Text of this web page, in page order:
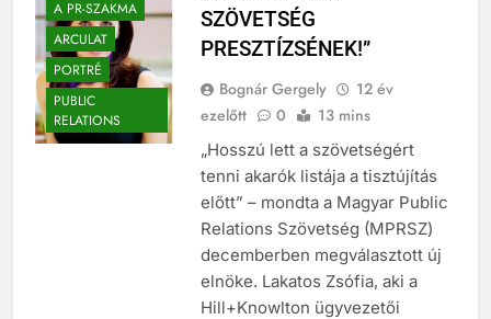
A PR-SZAKMA
ARCULAT
PORTRÉ
PUBLIC
RELATIONS
„NŐNIE KELL A
SZÖVETSÉG
Bognár Gergely
12 év
„Hosszú lett a szövetségért
tenni akarók listája a tisztújítás
előtt” – mondta a Magyar Public
Relations Szövetség (MPRSZ)
decemberben megválasztott új
elnöke. Lakatos Zsófia, aki a